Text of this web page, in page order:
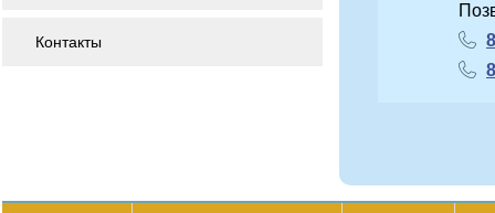
Контакты